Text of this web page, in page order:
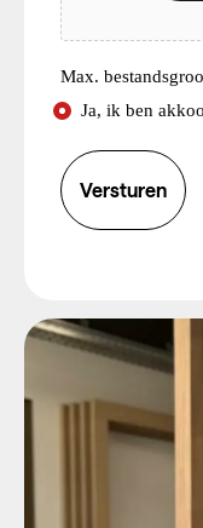
Max.
Consent
Ja, ik ben